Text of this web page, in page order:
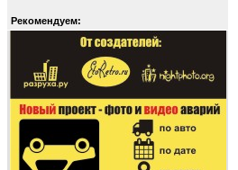
Рекомендуем: